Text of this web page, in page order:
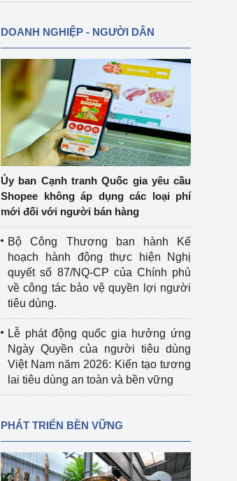
DOANH NGHIỆP - NGƯỜI DÂN
Ủy ban Cạnh tranh Quốc gia yêu cầu
Shopee không áp dụng các loại phí
mới đối với người bán hàng
Bộ Công Thương ban hành Kế
hoạch hành động thực hiện Nghị
quyết số 87/NQ-CP của Chính phủ
về công tác bảo vệ quyền lợi người
tiêu dùng.
Lễ phát động quốc gia hưởng ứng
Ngày Quyền của người tiêu dùng
Việt Nam năm 2026: Kiến tạo tương
lai tiêu dùng an toàn và bền vững
PHÁT TRIỂN BỀN VỮNG